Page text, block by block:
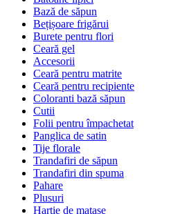
Bază de săpun
Bețișoare frigărui
Burete pentru flori
Ceară gel
Accesorii
Ceară pentru matrite
Ceară pentru recipiente
Coloranti bază săpun
Cutii
Folii pentru împachetat
Panglica de satin
Tije florale
Trandafiri de săpun
Trandafiri din spuma
Pahare
Plusuri
Hartie de matase